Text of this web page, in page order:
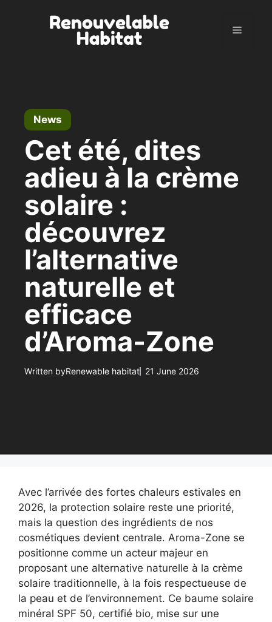
Menu
News
Cet été, dites
adieu à la crème
solaire :
découvrez
l’alternative
naturelle et
efficace
d’Aroma-Zone
Written byRenewable habitat 21 June 2026
Avec l’arrivée des fortes chaleurs estivales en
2026, la protection solaire reste une priorité,
mais la question des ingrédients de nos
cosmétiques devient centrale. Aroma-Zone se
positionne comme un acteur majeur en
proposant une alternative naturelle à la crème
solaire traditionnelle, à la fois respectueuse de
la peau et de l’environnement. Ce baume solaire
minéral SPF 50, certifié bio, mise sur une